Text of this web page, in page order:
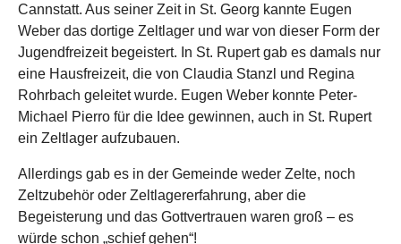
Cannstatt. Aus seiner Zeit in St. Georg kannte Eugen
Weber das dortige Zeltlager und war von dieser Form der
Jugendfreizeit begeistert. In St. Rupert gab es damals nur
eine Hausfreizeit, die von Claudia Stanzl und Regina
Rohrbach geleitet wurde. Eugen Weber konnte Peter-
Michael Pierro für die Idee gewinnen, auch in St. Rupert
ein Zeltlager aufzubauen.
Allerdings gab es in der Gemeinde weder Zelte, noch
Zeltzubehör oder Zeltlagererfahrung, aber die
Begeisterung und das Gottvertrauen waren groß – es
würde schon „schief gehen“!